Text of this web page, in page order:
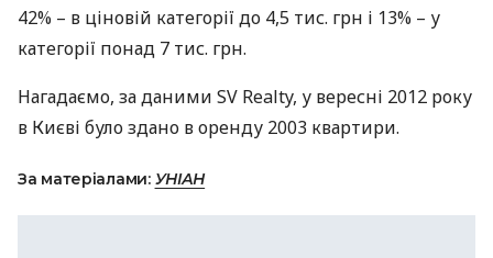
42% – в ціновій категорії до 4,5 тис. грн і 13% – у
категорії понад 7 тис. грн.
Нагадаємо, за даними SV Realty, у вересні 2012 року
в Києві було здано в оренду 2003 квартири.
За матеріалами: УНІАН